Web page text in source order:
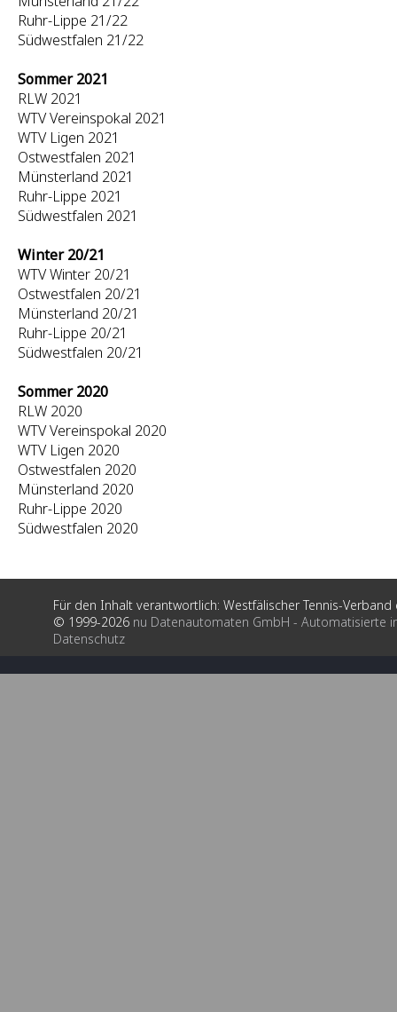
Ruhr-Lippe 21/22
Südwestfalen 21/22
Sommer 2021
RLW 2021
WTV Vereinspokal 2021
WTV Ligen 2021
Ostwestfalen 2021
Münsterland 2021
Ruhr-Lippe 2021
Südwestfalen 2021
Winter 20/21
WTV Winter 20/21
Ostwestfalen 20/21
Münsterland 20/21
Ruhr-Lippe 20/21
Südwestfalen 20/21
Sommer 2020
RLW 2020
WTV Vereinspokal 2020
WTV Ligen 2020
Ostwestfalen 2020
Münsterland 2020
Ruhr-Lippe 2020
Südwestfalen 2020
Für den Inhalt verantwortlich: Westfälischer Tennis-Verband
© 1999-2026 nu Datenautomaten GmbH - Automatisierte
Datenschutz